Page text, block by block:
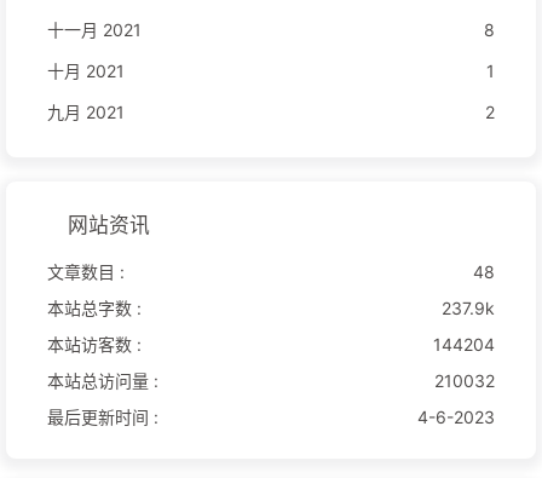
十一月 2021
8
十月 2021
1
九月 2021
2
网站资讯
文章数目 :
48
本站总字数 :
237.9k
本站访客数 :
144204
本站总访问量 :
210032
最后更新时间 :
4-6-2023